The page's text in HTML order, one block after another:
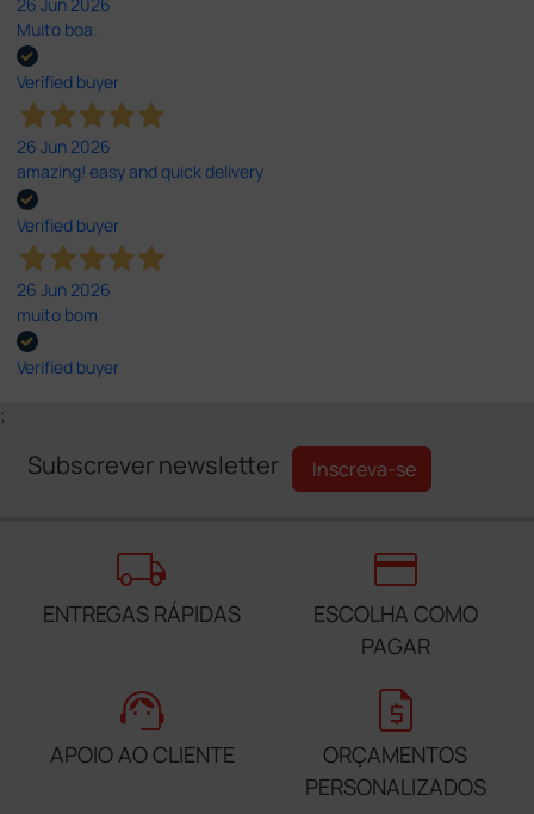
Muito boa.
Verified buyer
26 Jun 2026
amazing! easy and quick delivery
Verified buyer
26 Jun 2026
muito bom
Verified buyer
;
Subscrever newsletter Inscreva-se
local_shipping
ENTREGAS RÁPIDAS
credit_card
ESCOLHA COMO
PAGAR
support_agent
APOIO AO CLIENTE
request_quote
ORÇAMENTOS
PERSONALIZADOS